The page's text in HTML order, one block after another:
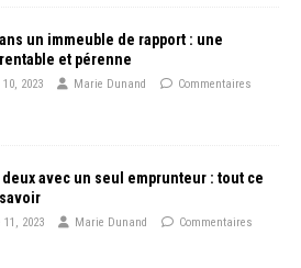
un immeuble de rapport : une
et pérenne
2023 Marie Dunand
Commentaires
avec un seul emprunteur : tout ce
11, 2023 Marie Dunand
Commentaires